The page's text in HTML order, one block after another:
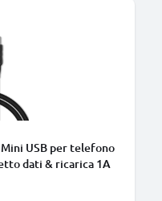
USB per telefono
dati & ricarica 1A